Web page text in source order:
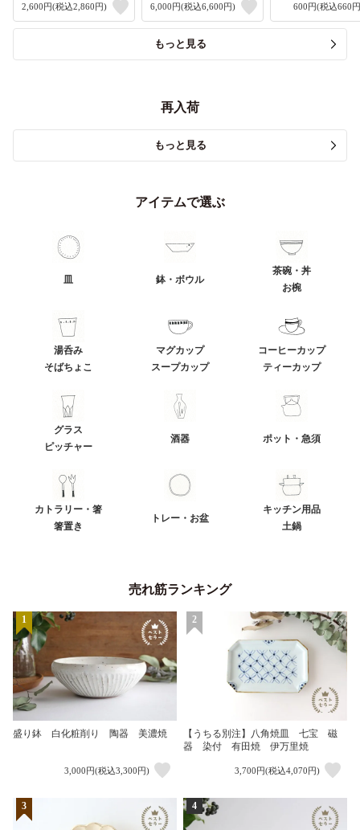
2,600円(税込2,860円) 6,000円(税込6,600円) 600円(税込660
もっと見る
再入荷
もっと見る
アイテムで選ぶ
皿 鉢・ボウル
茶碗・丼
お椀
湯呑み
そばちょこ
マグカップ
スープカップ
コーヒーカップ
ティーカップ
グラス
ピッチャー
酒器 ポット・急須
カトラリー・箸
箸置き
トレー・お盆
キッチン用品
土鍋
売れ筋ランキング
1
盛り鉢 白化粧削り 陶器 美濃焼
3,000円(税込3,300円)
2
【うちる別注】八角焼皿 七宝 磁
器 染付 有田焼 伊万里焼
3,700円(税込4,070円)
3 4